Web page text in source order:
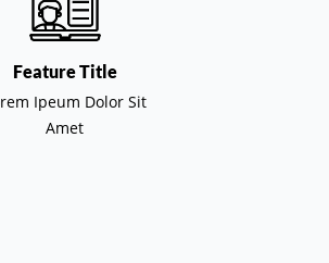
Feature Title
Ipeum Dolor Sit
Amet